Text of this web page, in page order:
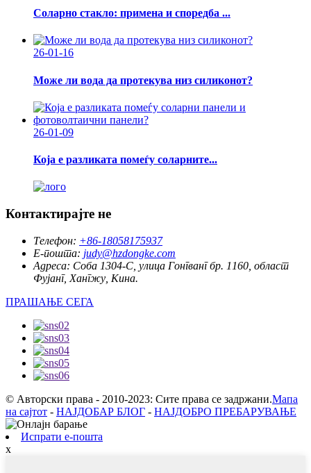
Соларно стакло: примена и споредба ...
26-01-16
Може ли вода да протекува низ силиконот?
26-01-09
Која е разликата помеѓу соларните...
Контактирајте не
Телефон: +86-18058175937
Е-пошта: judy@hzdongke.com
Адреса: Соба 1304-C, улица Гонгванг бр. 1160, област
Фујанг, Хангжу, Кина.
ПРАШАЊЕ СЕГА
© Авторски права - 2010-2023: Сите права се задржани.Мапа
на сајтот - НАЈДОБАР БЛОГ - НАЈДОБРО ПРЕБАРУВАЊЕ
Испрати е-пошта
x